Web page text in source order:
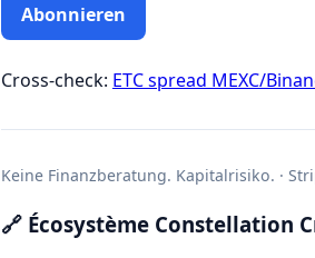
Abonnieren
Cross-check: ETC spread MEXC/
Keine Finanzberatung. Kapitalrisiko. ·
🔗 Écosystème Constellation